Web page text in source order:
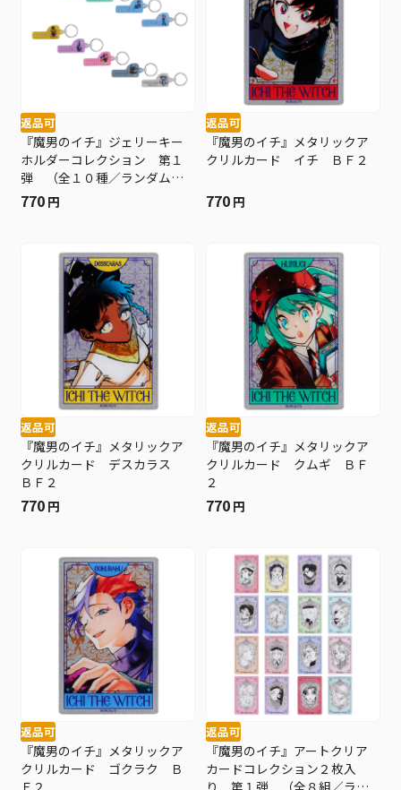
返品可
『魔男のイチ』ジェリーキー
ホルダーコレクション 第１
弾 （全１０種／ランダム１
種入り） ＢＦ２
770 円
返品可
『魔男のイチ』メタリックア
クリルカード イチ ＢＦ２
770 円
返品可
『魔男のイチ』メタリックア
クリルカード デスカラス
ＢＦ２
770 円
返品可
『魔男のイチ』メタリックア
クリルカード クムギ ＢＦ
２
770 円
返品可
『魔男のイチ』メタリックア
クリルカード ゴクラク Ｂ
Ｆ２
返品可
『魔男のイチ』アートクリア
カードコレクション２枚入
り 第１弾 （全８組／ラン